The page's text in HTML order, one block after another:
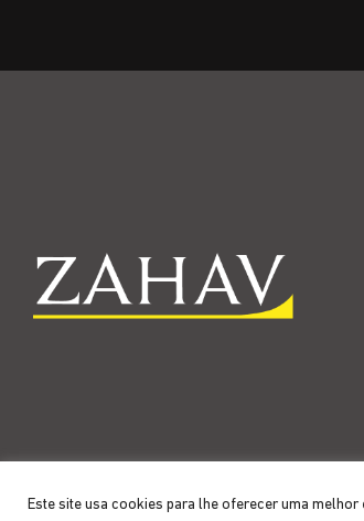
Este site usa cookies para lhe oferecer uma
Copyright 2026 ©Zahav- Todos os direitos